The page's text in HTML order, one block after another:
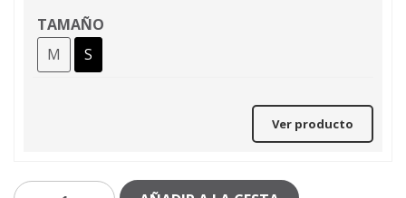
TAMAÑO
M
S
Ver producto